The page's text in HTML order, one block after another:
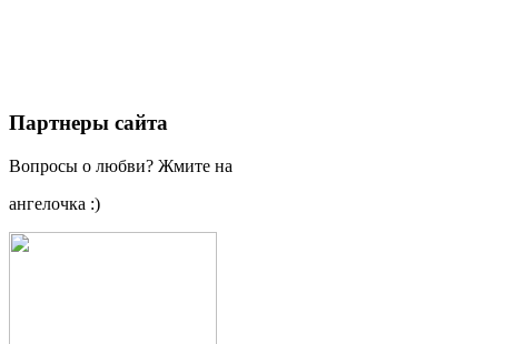
Партнеры сайта
Вопросы о любви? Жмите на
ангелочка :)